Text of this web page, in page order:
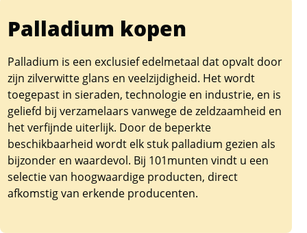
Palladium kopen
Palladium is een exclusief edelmetaal dat opvalt door
zijn zilverwitte glans en veelzijdigheid. Het wordt
toegepast in sieraden, technologie en industrie, en is
geliefd bij verzamelaars vanwege de zeldzaamheid en
het verfijnde uiterlijk. Door de beperkte
beschikbaarheid wordt elk stuk palladium gezien als
bijzonder en waardevol. Bij 101munten vindt u een
selectie van hoogwaardige producten, direct
afkomstig van erkende producenten.